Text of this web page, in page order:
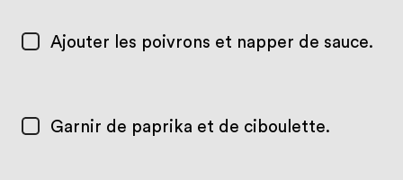
Ajouter les poivrons et napper de sauce.
Garnir de paprika et de ciboulette.